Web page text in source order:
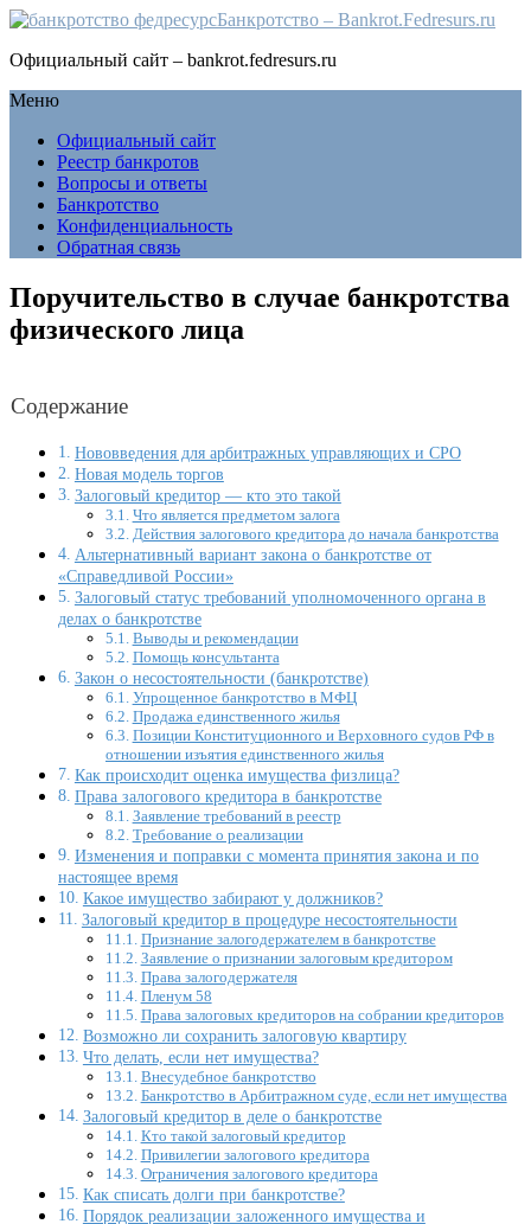
Банкротство – Bankrot.Fedresurs.ru
Официальный сайт – bankrot.fedresurs.ru
Меню
Официальный сайт
Реестр банкротов
Вопросы и ответы
Банкротство
Конфиденциальность
Обратная связь
Поручительство в случае банкротства
физического лица
Содержание
Нововведения для арбитражных управляющих и СРО
Новая модель торгов
Залоговый кредитор — кто это такой
Что является предметом залога
Действия залогового кредитора до начала банкротства
Альтернативный вариант закона о банкротстве от
«Справедливой России»
Залоговый статус требований уполномоченного органа в
делах о банкротстве
Выводы и рекомендации
Помощь консультанта
Закон о несостоятельности (банкротстве)
Упрощенное банкротство в МФЦ
Продажа единственного жилья
Позиции Конституционного и Верховного судов РФ в
отношении изъятия единственного жилья
Как происходит оценка имущества физлица?
Права залогового кредитора в банкротстве
Заявление требований в реестр
Требование о реализации
Изменения и поправки с момента принятия закона и по
настоящее время
Какое имущество забирают у должников?
Залоговый кредитор в процедуре несостоятельности
Признание залогодержателем в банкротстве
Заявление о признании залоговым кредитором
Права залогодержателя
Пленум 58
Права залоговых кредиторов на собрании кредиторов
Возможно ли сохранить залоговую квартиру
Что делать, если нет имущества?
Внесудебное банкротство
Банкротство в Арбитражном суде, если нет имущества
Залоговый кредитор в деле о банкротстве
Кто такой залоговый кредитор
Привилегии залогового кредитора
Ограничения залогового кредитора
Как списать долги при банкротстве?
Порядок реализации заложенного имущества и